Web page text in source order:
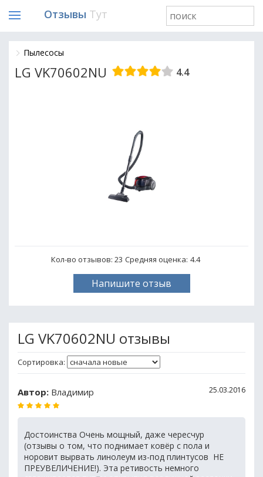
Отзывы Тут
Пылесосы
LG VK70602NU 4.4
Кол-во отзывов: 23 Средняя оценка: 4.4
Напишите отзыв
LG VK70602NU отзывы
Сортировка:
Автор: Владимир 25.03.2016
Достоинства Очень мощный, даже чересчур
(отзывы о том, что поднимает ковёр с пола и
норовит вырвать линолеум из-под плинтусов  НЕ
ПРЕУВЕЛИЧЕНИЕ!). Эта ретивость немного